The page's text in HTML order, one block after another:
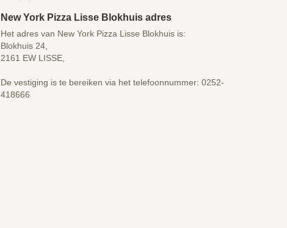
New York Pizza Lisse Blokhuis adres
Het adres van New York Pizza Lisse Blokhuis is:
Blokhuis 24,
2161 EW LISSE,
De vestiging is te bereiken via het telefoonnummer: 0252-
418666